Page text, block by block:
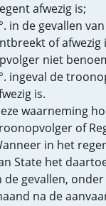
afwezig is;
in de gevallen
of afwezig
niet
ingeval de
is.
waarneming
of
in het
State het
de gevallen,
na de